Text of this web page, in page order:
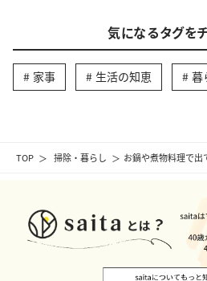
TOP 掃除・暮らし お鍋や煮物料理で出
気になるタグをチ
家事 生活の知恵 暮